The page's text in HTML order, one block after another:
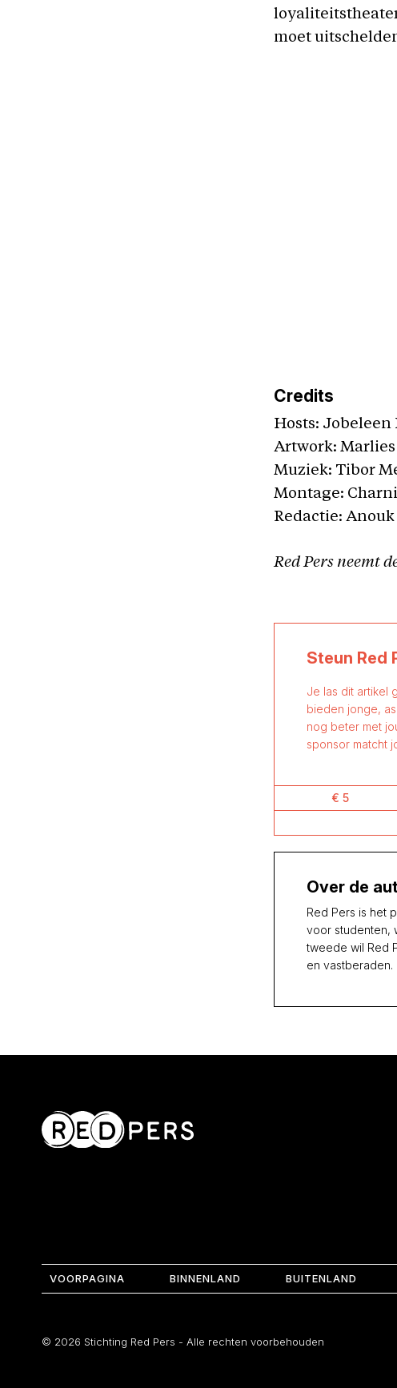
moet
Credits
Hosts: Jobeleen
Artwork: Marlies
Muziek: Tibor
Montage:
Redactie: Anouk
Red Pers neemt
Steun Red
Je las dit artikel
bieden jonge,
nog beter met
sponsor matcht
€ 5
Over de
Red Pers is het
voor studenten,
tweede wil Red
en vastberaden.
VOORPAGINA BINNENLAND BUITENLAND
© 2026 Stichting Red Pers - Alle rechten voorbehouden